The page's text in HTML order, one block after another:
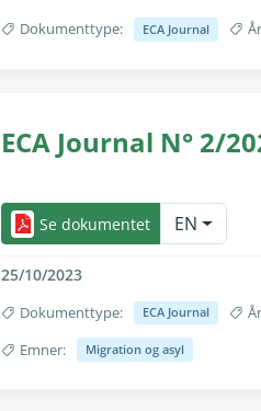
Dokumenttype: ECA Journal
ECA Journal N° 2/
Se dokumentet
EN
25/10/2023
Dokumenttype: ECA Journal
Emner:
Skjul/vis helt kun for seende
Migration og asyl